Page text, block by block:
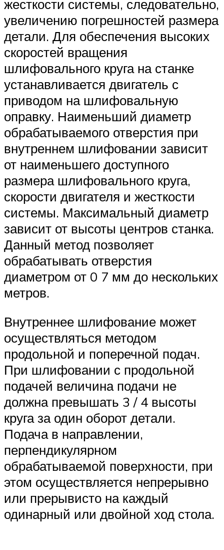
жесткости системы, следовательно,
увеличению погрешностей размера
детали. Для обеспечения высоких
скоростей вращения
шлифовального круга на станке
устанавливается двигатель с
приводом на шлифовальную
оправку. Наименьший диаметр
обрабатываемого отверстия при
внутреннем шлифовании зависит
от наименьшего доступного
размера шлифовального круга,
скорости двигателя и жесткости
системы. Максимальный диаметр
зависит от высоты центров станка.
Данный метод позволяет
обрабатывать отверстия
диаметром от 0 7 мм до нескольких
метров.
Внутреннее шлифование может
осуществляться методом
продольной и поперечной подач.
При шлифовании с продольной
подачей величина подачи не
должна превышать 3 / 4 высоты
круга за один оборот детали.
Подача в направлении,
перпендикулярном
обрабатываемой поверхности, при
этом осуществляется непрерывно
или прерывисто на каждый
одинарный или двойной ход стола.